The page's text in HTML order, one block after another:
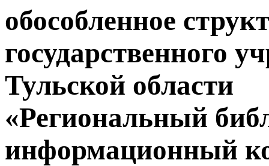
обособленное
государственного
Тульской области
«Региональный
информационный